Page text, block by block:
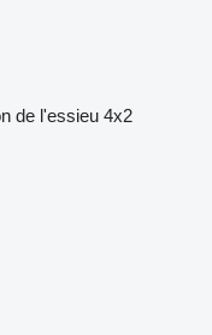
de l'essieu 4x2